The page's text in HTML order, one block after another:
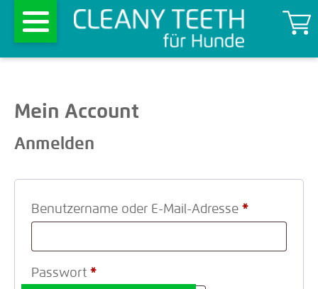
Mein Account
Anmelden
Benutzername oder E-Mail-Adresse *
Passwort *